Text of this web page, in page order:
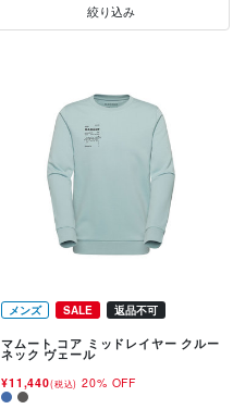
絞り込み
メンズ SALE 返品不可
マムート コア ミッドレイヤー クルー
ネック ヴェール
¥11,440(税込) 20% OFF